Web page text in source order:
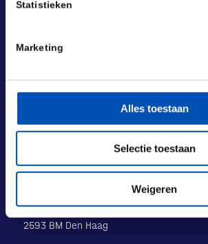
Statistieken
Marketing
Alles toestaan
Selectie toestaan
Weigeren
Laan van Nieuw Oost-Indië 131-133
2593 BM Den Haag